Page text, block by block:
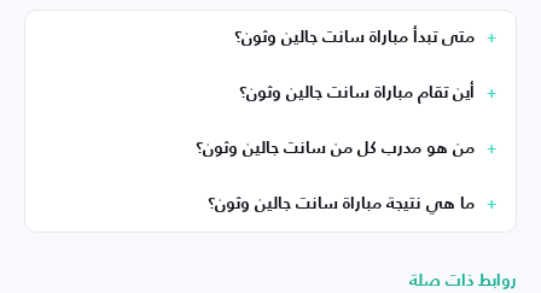
متى تبدأ مباراة سانت جالين وثون؟
أين تقام مباراة سانت جالين وثون؟
من هو مدرب كل من سانت جالين وثون؟
ما هي نتيجة مباراة سانت جالين وثون؟
روابط ذات صلة